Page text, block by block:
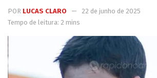
POR LUCAS CLARO
22 de junho de 2025
Tempo de leitura: 2 mins